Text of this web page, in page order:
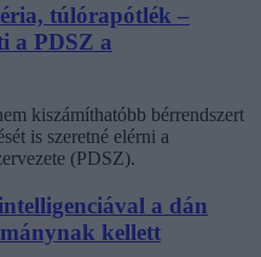
túlórapótlék –
a PDSZ a
kiszámíthatóbb bérrendszert
is szeretné elérni a
(PDSZ).
a dán
kellett